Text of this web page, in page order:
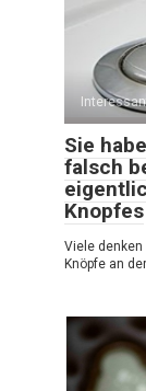
Sie
falsch
Knopfes
Viele
Knöpfe an